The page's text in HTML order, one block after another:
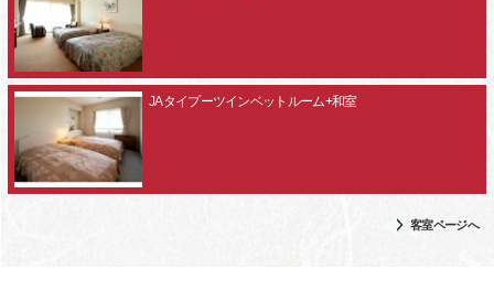
JAタイプーツインベットルーム+和室
客室ページへ